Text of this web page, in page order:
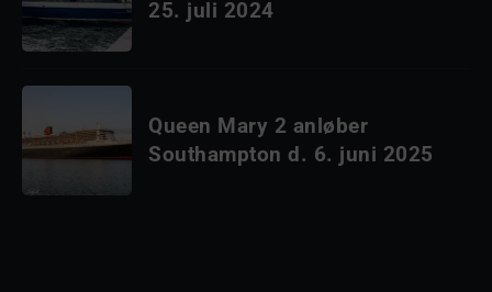
25. juli 2024
Queen Mary 2 anløber
Southampton d. 6. juni 2025